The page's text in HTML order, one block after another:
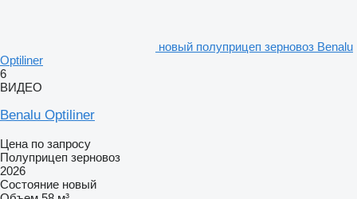
новый полуприцеп зерновоз Benalu
Optiliner
6
ВИДЕО
Benalu Optiliner
Цена по запросу
Полуприцеп зерновоз
2026
Состояние новый